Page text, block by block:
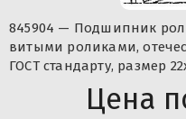
845904 — Подшипник
витыми роликами,
ГОСТ стандарту, размер
Цена